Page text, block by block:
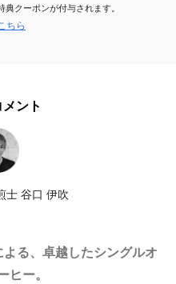
クーポンが付与されます。
ちら
ント
士 谷口 伊吹
る、卓越したシングルオ
ヒー。